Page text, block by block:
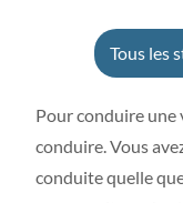
Tous les
Pour conduire une
conduire. Vous
conduite quelle